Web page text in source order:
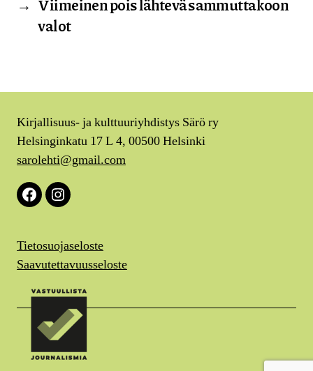
→ Viimeinen pois lähtevä sammuttakoon
valot
Kirjallisuus- ja kulttuuriyhdistys Särö ry
Helsinginkatu 17 L 4, 00500 Helsinki
sarolehti@gmail.com
FacebookInstagram
Tietosuojaseloste
Saavutettavuusseloste